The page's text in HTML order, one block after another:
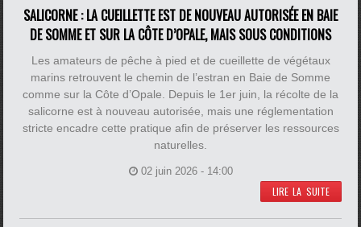
SALICORNE : LA CUEILLETTE EST DE NOUVEAU AUTORISÉE EN BAIE
DE SOMME ET SUR LA CÔTE D’OPALE, MAIS SOUS CONDITIONS
Les amateurs de pêche à pied et de cueillette de végétaux
marins retrouvent le chemin de l’estran en Baie de Somme
comme sur la Côte d’Opale. Depuis le 1er juin, la récolte de la
salicorne est à nouveau autorisée, mais une réglementation
stricte encadre cette pratique afin de préserver les ressources
naturelles.
02 juin 2026 - 14:00
LIRE LA SUITE